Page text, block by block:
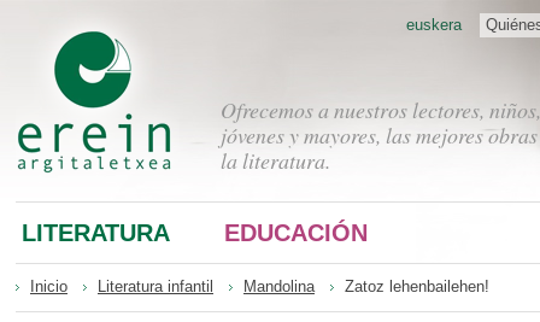
Ofrecemos a nuestros lectores, niños,
jóvenes y mayores, las mejores
la literatura.
euskera
LITERATURA EDUCACIÓN
Inicio Literatura infantil Mandolina Zatoz lehenbailehen!